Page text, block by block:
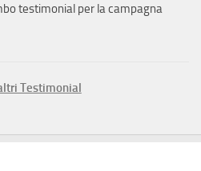
testimonial per la campagna
Testimonial